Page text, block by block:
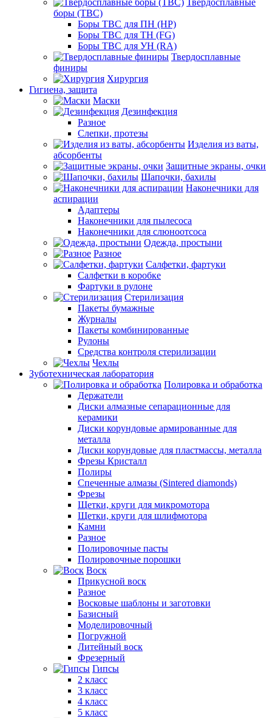
Твердосплавные
боры (ТВС)
Боры ТВС для ПН (HP)
Боры ТВС для ТН (FG)
Боры ТВС для УН (RA)
Твердосплавные
финиры
Хирургия
Гигиена, защита
Маски
Дезинфекция
Разное
Слепки, протезы
Изделия из ваты,
абсорбенты
Защитные экраны, очки
Шапочки, бахилы
Наконечники для
аспирации
Адаптеры
Наконечники для пылесоса
Наконечники для слюноотсоса
Одежда, простыни
Разное
Салфетки, фартуки
Салфетки в коробке
Фартуки в рулоне
Стерилизация
Пакеты бумажные
Журналы
Пакеты комбинированные
Рулоны
Средства контроля стерилизации
Чехлы
Зуботехническая лаборатория
Полировка и обработка
Держатели
Диски алмазные сепарационные для
керамики
Диски корундовые армированные для
металла
Диски корундовые для пластмассы, металла
Фрезы Кристалл
Полиры
Спеченные алмазы (Sintered diamonds)
Фрезы
Щетки, круги для микромотора
Щетки, круги для шлифмотора
Камни
Разное
Полировочные пасты
Полировочные порошки
Воск
Прикусной воск
Разное
Восковые шаблоны и заготовки
Базисный
Моделировочный
Погружной
Литейный воск
Фрезерный
Гипсы
2 класс
3 класс
4 класс
5 класс